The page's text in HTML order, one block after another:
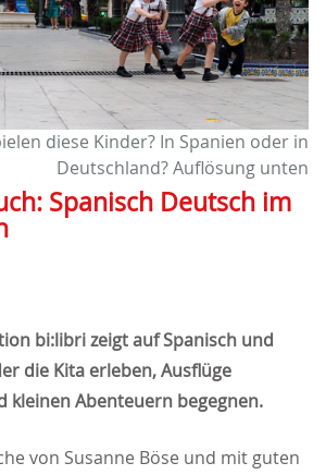
diese Kinder? In Spanien oder in
Deutschland? Auflösung unten
Spanisch Deutsch im
bi:libri zeigt auf Spanisch und
die Kita erleben, Ausflüge
kleinen Abenteuern begegnen.
von Susanne Böse und mit guten